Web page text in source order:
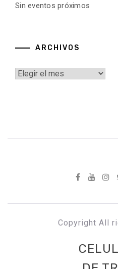
Sin eventos próximos
ARCHIVOS
Archivos
Copyright All